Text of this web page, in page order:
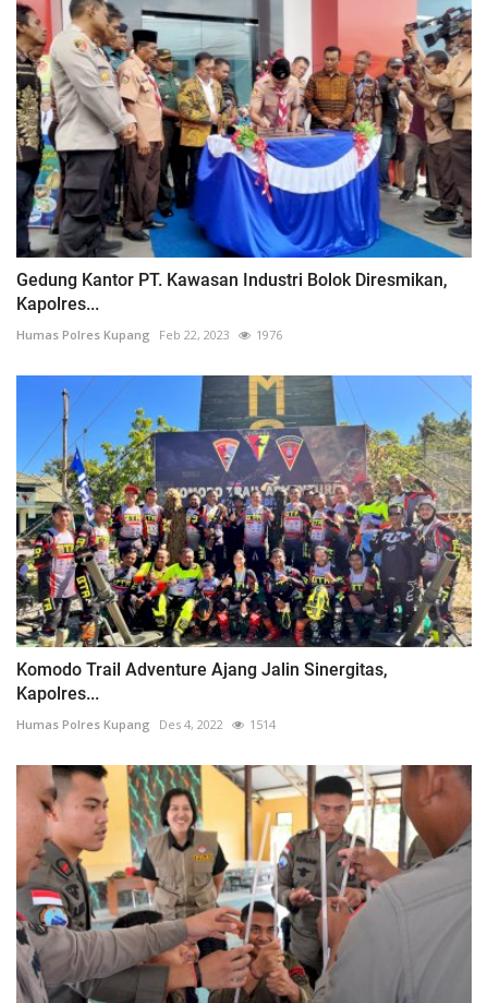
Gedung Kantor PT. Kawasan Industri Bolok Diresmikan,
Kapolres...
Humas Polres Kupang Feb 22, 2023 1976
Komodo Trail Adventure Ajang Jalin Sinergitas,
Kapolres...
Humas Polres Kupang Des 4, 2022 1514